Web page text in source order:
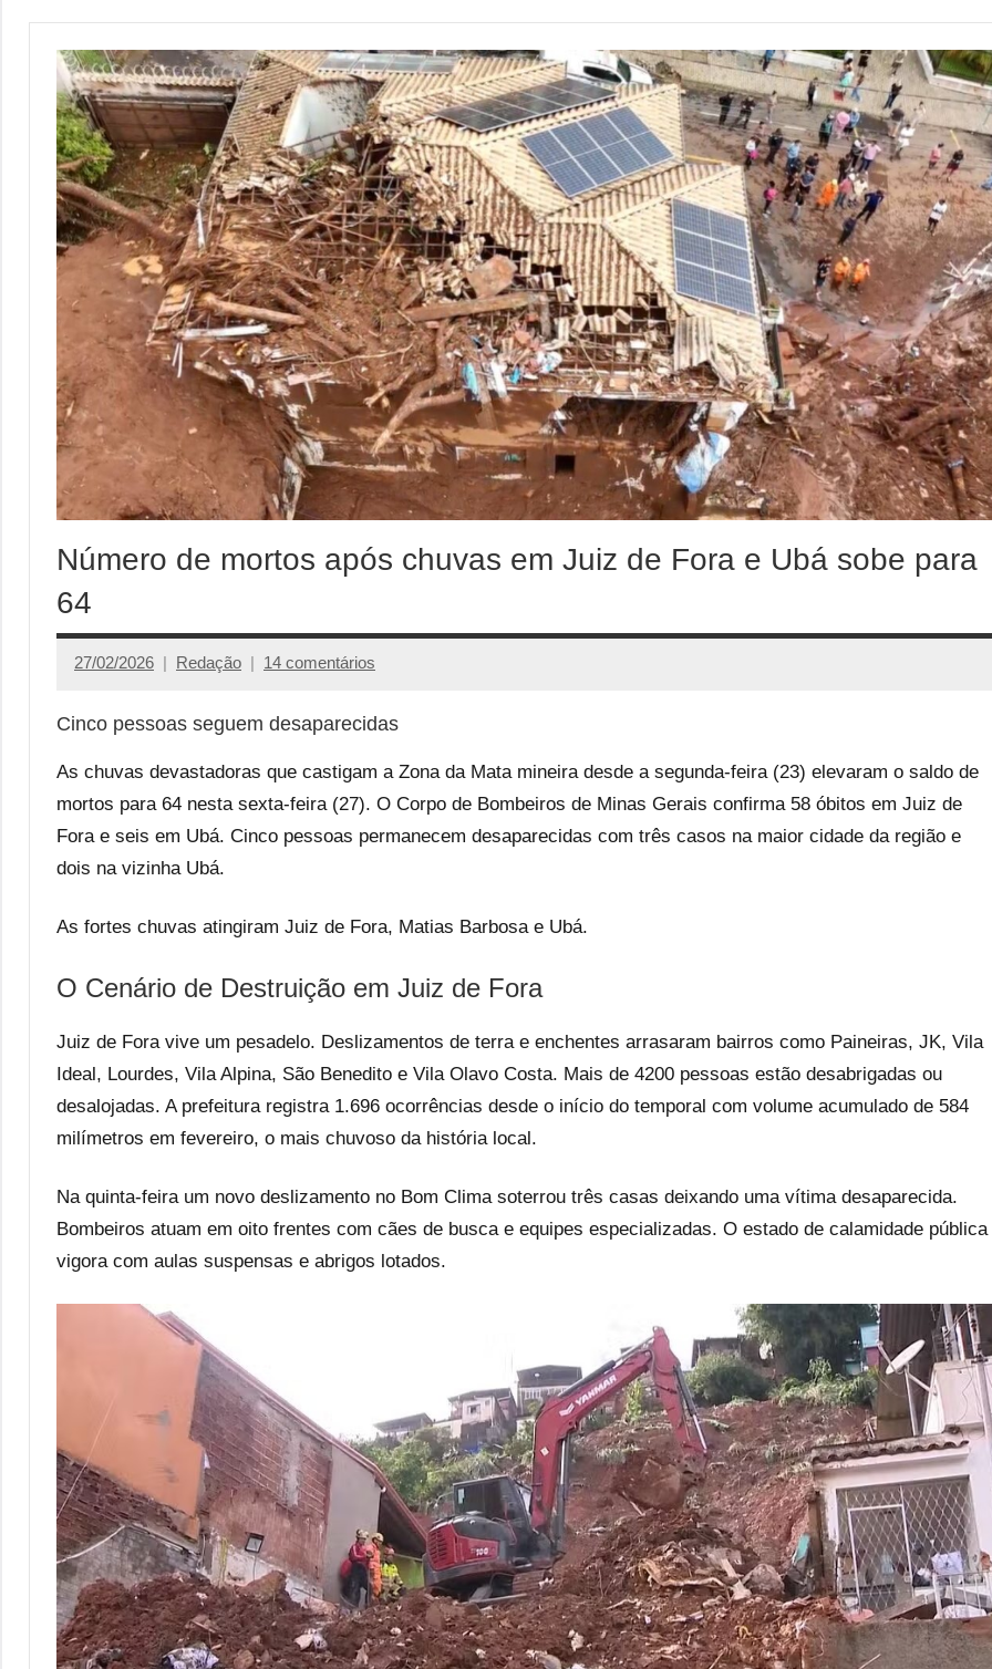
Número de mortos após chuvas em Juiz de Fora e Ubá sobe para
64
27/02/2026 Redação 14 comentários
Cinco pessoas seguem desaparecidas
As chuvas devastadoras que castigam a Zona da Mata mineira desde a segunda-feira (23) elevaram o saldo de
mortos para 64 nesta sexta-feira (27). O Corpo de Bombeiros de Minas Gerais confirma 58 óbitos em Juiz de
Fora e seis em Ubá. Cinco pessoas permanecem desaparecidas com três casos na maior cidade da região e
dois na vizinha Ubá.
As fortes chuvas atingiram Juiz de Fora, Matias Barbosa e Ubá.
O Cenário de Destruição em Juiz de Fora
Juiz de Fora vive um pesadelo. Deslizamentos de terra e enchentes arrasaram bairros como Paineiras, JK, Vila
Ideal, Lourdes, Vila Alpina, São Benedito e Vila Olavo Costa. Mais de 4200 pessoas estão desabrigadas ou
desalojadas. A prefeitura registra 1.696 ocorrências desde o início do temporal com volume acumulado de 584
milímetros em fevereiro, o mais chuvoso da história local.
Na quinta-feira um novo deslizamento no Bom Clima soterrou três casas deixando uma vítima desaparecida.
Bombeiros atuam em oito frentes com cães de busca e equipes especializadas. O estado de calamidade pública
vigora com aulas suspensas e abrigos lotados.